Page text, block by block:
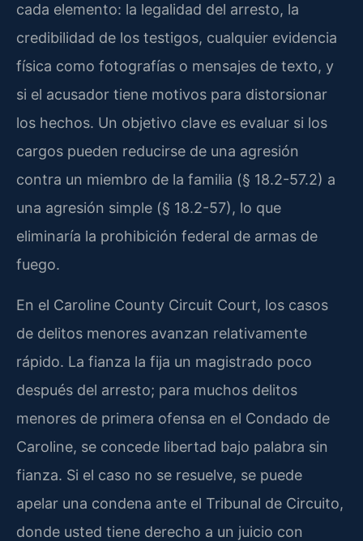
cada elemento: la legalidad del arresto, la
credibilidad de los testigos, cualquier evidencia
física como fotografías o mensajes de texto, y
si el acusador tiene motivos para distorsionar
los hechos. Un objetivo clave es evaluar si los
cargos pueden reducirse de una agresión
contra un miembro de la familia (§ 18.2-57.2) a
una agresión simple (§ 18.2-57), lo que
eliminaría la prohibición federal de armas de
fuego.
En el Caroline County Circuit Court, los casos
de delitos menores avanzan relativamente
rápido. La fianza la fija un magistrado poco
después del arresto; para muchos delitos
menores de primera ofensa en el Condado de
Caroline, se concede libertad bajo palabra sin
fianza. Si el caso no se resuelve, se puede
apelar una condena ante el Tribunal de Circuito,
donde usted tiene derecho a un juicio con